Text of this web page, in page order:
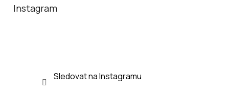
Instagram
Sledovat na Instagramu